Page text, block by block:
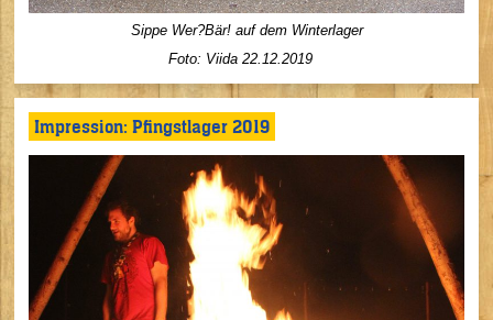
Sippe Wer?Bär! auf dem Winterlager
Foto: Viida 22.12.2019
Impression: Pfingstlager 2019